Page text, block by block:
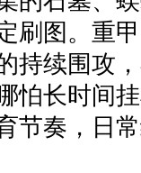
刷图。重
持续围攻
怕长时间
节奏，日